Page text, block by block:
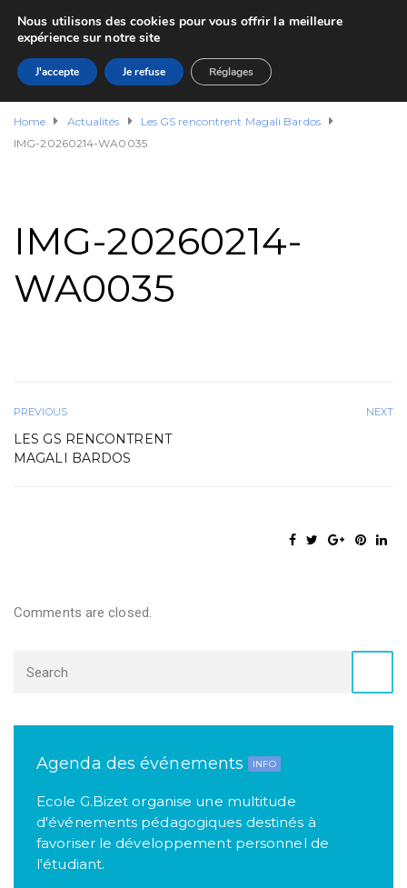
Home Actualités
Les GS rencontrent Magali Bardos
IMG-20260214-WA0035
IMG-20260214-
WA0035
PREVIOUS
LES GS RENCONTRENT
MAGALI BARDOS
NEXT
Comments are closed.
Agenda des événements INFO
Ecole G.Bizet organise une multitude
d'événements pédagogiques destinés à
favoriser le développement personnel de
l'étudiant.
Nous utilisons des cookies pour vous offrir la meilleure
expérience sur notre site
J'accepte Je refuse Réglages